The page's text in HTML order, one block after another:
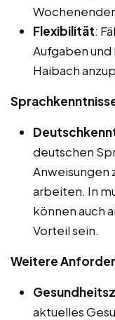
Flexibilität:
Aufgaben
Haibach
deutschen
Anweisungen
arbeiten. In
können auch
Vorteil sein.
Weitere
aktuelles